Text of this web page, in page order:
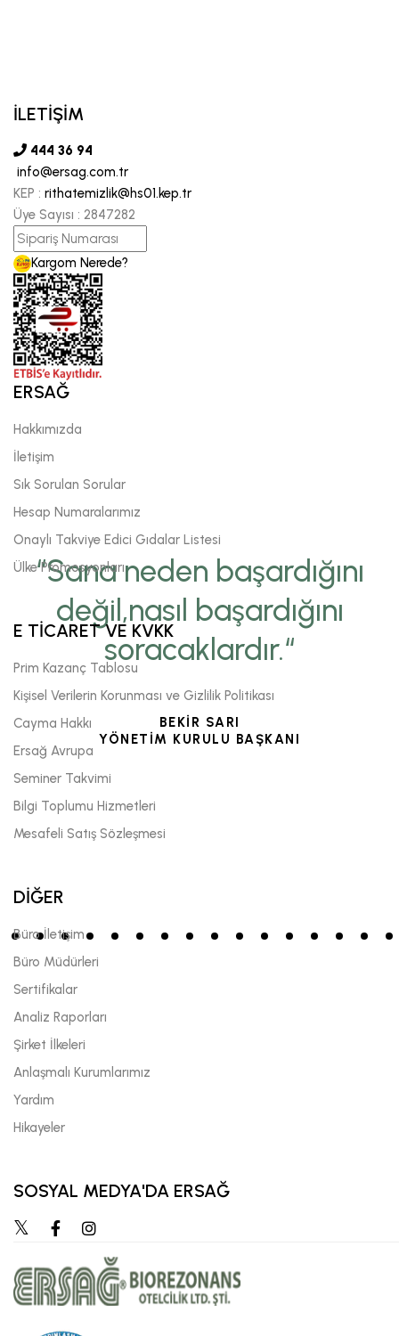
“Sana neden başardığını
değil,nasıl başardığını
soracaklardır.“
BEKİR SARI
YÖNETİM KURULU BAŞKANI
İLETİŞİM
444 36 94
info@ersag.com.tr
KEP : rithatemizlik@hs01.kep.tr
Üye Sayısı : 2847282
Kargom Nerede?
ERSAĞ
Hakkımızda
İletişim
Sık Sorulan Sorular
Hesap Numaralarımız
Onaylı Takviye Edici Gıdalar Listesi
Ülke Promosyonları
E TİCARET VE KVKK
Prim Kazanç Tablosu
Kişisel Verilerin Korunması ve Gizlilik Politikası
Cayma Hakkı
Ersağ Avrupa
Seminer Takvimi
Bilgi Toplumu Hizmetleri
Mesafeli Satış Sözleşmesi
DİĞER
Büro İletişim
Büro Müdürleri
Sertifikalar
Analiz Raporları
Şirket İlkeleri
Anlaşmalı Kurumlarımız
Yardım
Hikayeler
SOSYAL MEDYA'DA ERSAĞ